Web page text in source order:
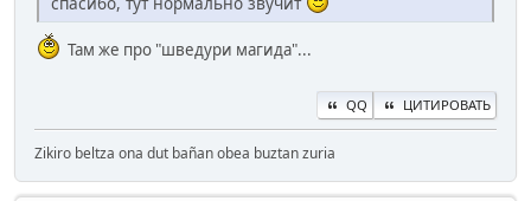
Там же про "шведури магида"...
QQ ЦИТИРОВАТЬ
Zikiro beltza ona dut bañan obea buztan zuria